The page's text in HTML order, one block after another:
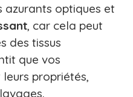
azurants optiques et
, car cela peut
des tissus
que vos
propriétés,